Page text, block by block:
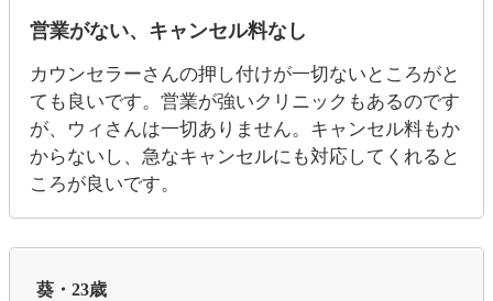
営業がない、キャンセル料なし
カウンセラーさんの押し付けが一切ないところがと
ても良いです。営業が強いクリニックもあるのです
が、ウィさんは一切ありません。キャンセル料もか
からないし、急なキャンセルにも対応してくれると
ころが良いです。
葵・23歳